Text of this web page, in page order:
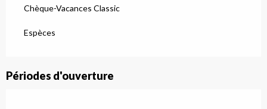
Chèque-Vacances Classic
Espèces
Périodes d'ouverture